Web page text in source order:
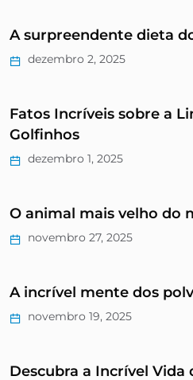
A surpreendente dieta
dezembro 2, 2025
Fatos Incríveis sobre a
Golfinhos
dezembro 1, 2025
O animal mais velho do
novembro 27, 2025
A incrível mente dos
novembro 19, 2025
Descubra a Incrível Vida